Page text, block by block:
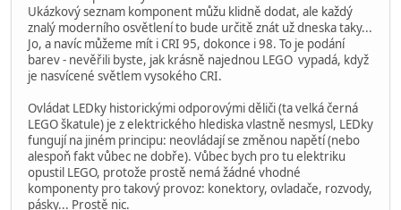
Ukázkový seznam komponent můžu klidně dodat, ale každý
znalý moderního osvětlení to bude určitě znát už dneska taky...
Jo, a navíc můžeme mít i CRI 95, dokonce i 98. To je podání
barev - nevěřili byste, jak krásně najednou LEGO vypadá, když
je nasvícené světlem vysokého CRI.
Ovládat LEDky historickými odporovými děliči (ta velká černá
LEGO škatule) je z elektrického hlediska vlastně nesmysl, LEDky
fungují na jiném principu: neovládají se změnou napětí (nebo
alespoň fakt vůbec ne dobře). Vůbec bych pro tu elektriku
opustil LEGO, protože prostě nemá žádné vhodné
komponenty pro takový provoz: konektory, ovladače, rozvody,
pásky... Prostě nic.